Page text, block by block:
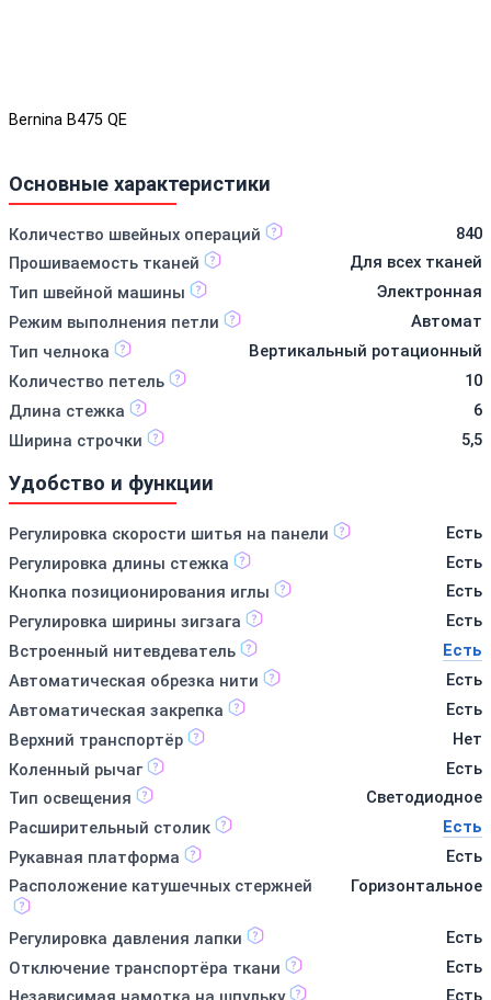
Bernina B475 QE
Основные характеристики
Количество швейных операций
840
Прошиваемость тканей
Для всех тканей
Тип швейной машины
Электронная
Режим выполнения петли
Автомат
Тип челнока
Вертикальный ротационный
Количество петель
10
Длина стежка
6
Ширина строчки
5,5
Удобство и функции
Регулировка скорости шитья на панели
Есть
Регулировка длины стежка
Есть
Кнопка позиционирования иглы
Есть
Регулировка ширины зигзага
Есть
Встроенный нитевдеватель
Есть
Автоматическая обрезка нити
Есть
Автоматическая закрепка
Есть
Верхний транспортёр
Нет
Коленный рычаг
Есть
Тип освещения
Светодиодное
Расширительный столик
Есть
Рукавная платформа
Есть
Расположение катушечных стержней
Горизонтальное
Регулировка давления лапки
Есть
Отключение транспортёра ткани
Есть